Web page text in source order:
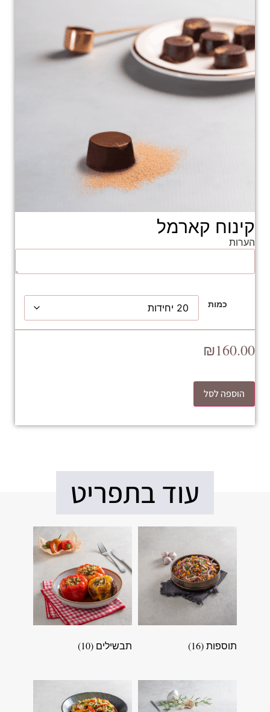
קינוח קארמל
הערות
כמות
₪160.00
הוספה לסל
עוד בתפריט
תוספות(16) תבשילים (10)